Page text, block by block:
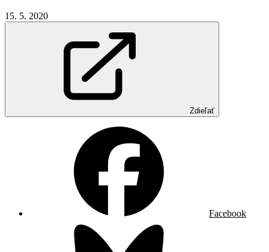
15. 5. 2020
Zdieľať
Facebook